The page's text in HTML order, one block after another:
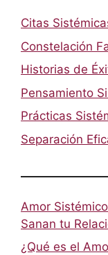
Citas
Constelación
Historias de
Pensamiento
Prácticas
Separación
Amor
Sanan tu
¿Qué es el